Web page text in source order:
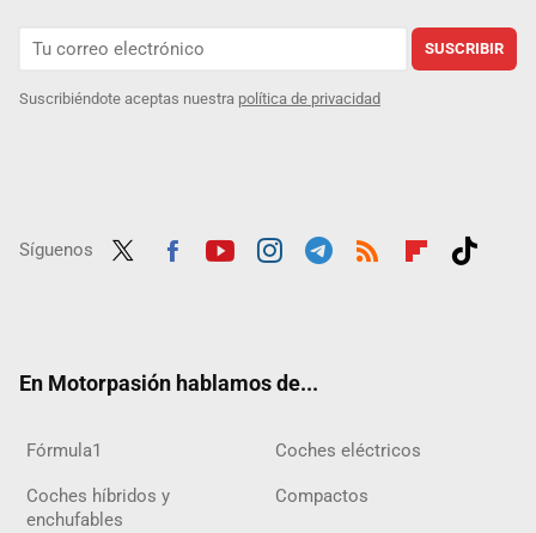
SUSCRIBIR
Suscribiéndote aceptas nuestra política de privacidad
Síguenos
En Motorpasión hablamos de...
Fórmula1 Coches eléctricos
Coches híbridos y
enchufables
Compactos